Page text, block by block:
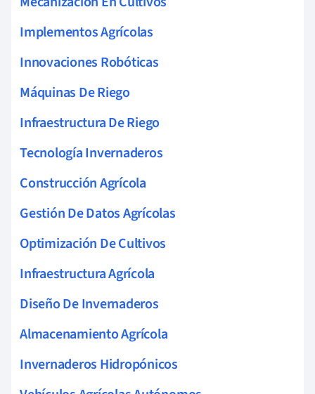
Implementos Agrícolas
Innovaciones Robóticas
Máquinas De Riego
Infraestructura De Riego
Tecnología Invernaderos
Construcción Agrícola
Gestión De Datos Agrícolas
Optimización De Cultivos
Infraestructura Agrícola
Diseño De Invernaderos
Almacenamiento Agrícola
Invernaderos Hidropónicos